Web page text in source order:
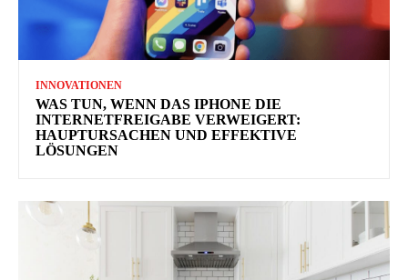
INNOVATIONEN
WAS TUN, WENN DAS IPHONE DIE
INTERNETFREIGABE VERWEIGERT:
HAUPTURSACHEN UND EFFEKTIVE
LÖSUNGEN